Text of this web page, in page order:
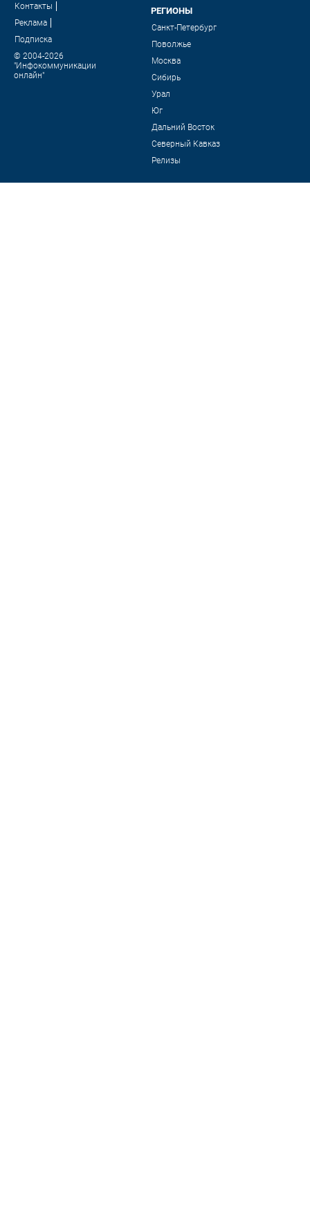
Контакты
Реклама
Подписка
© 2004-2026
"Инфокоммуникации
онлайн"
РЕГИОНЫ
Санкт-Петербург
Поволжье
Москва
Сибирь
Урал
Юг
Дальний Восток
Северный Кавказ
Релизы